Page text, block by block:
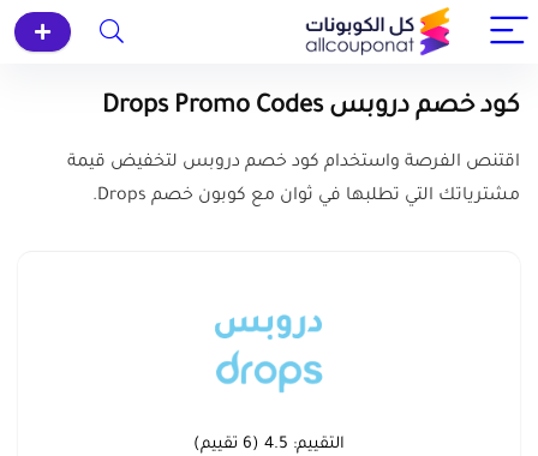
كود خصم دروبس Drops Promo Codes
اقتنص الفرصة واستخدام كود خصم دروبس لتخفيض قيمة
مشترياتك التي تطلبها في ثوان مع كوبون خصم Drops.
التقييم: 4.5
(
6 تقييم)